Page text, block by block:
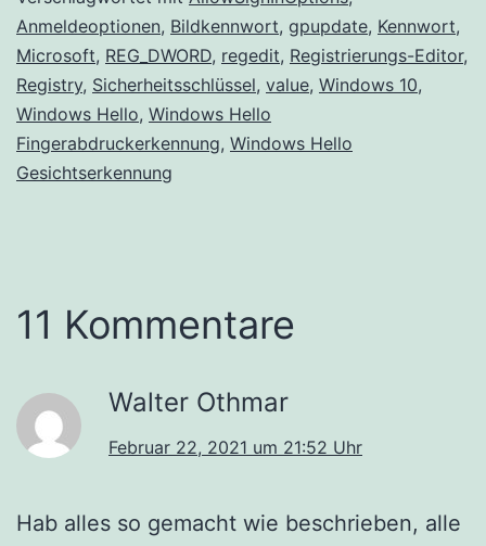
Anmeldeoptionen, Bildkennwort, gpupdate, Kennwort,
Microsoft, REG_DWORD, regedit, Registrierungs-Editor,
Registry, Sicherheitsschlüssel, value, Windows 10,
Windows Hello, Windows Hello
Fingerabdruckerkennung, Windows Hello
Gesichtserkennung
11 Kommentare
Walter Othmar
Februar 22, 2021 um 21:52 Uhr
Hab alles so gemacht wie beschrieben, alle